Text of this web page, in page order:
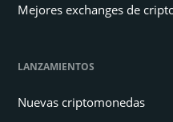
Mejores exchanges de
LANZAMIENTOS
Nuevas criptomonedas